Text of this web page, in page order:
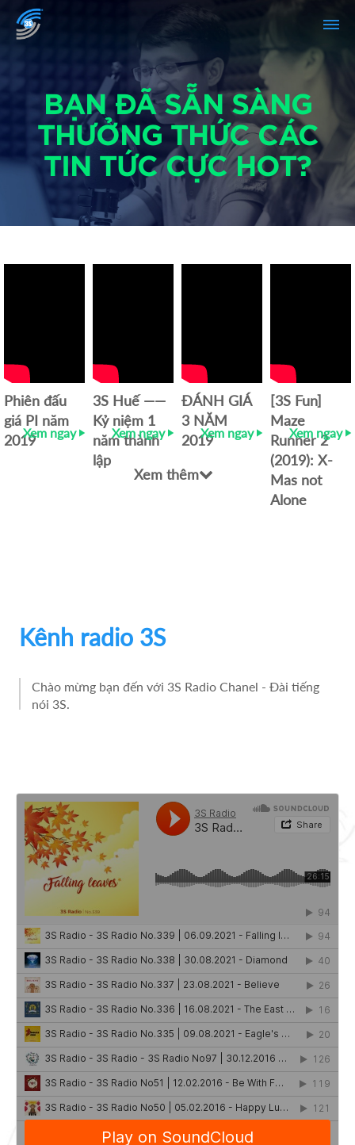
BẠN ĐÃ SẴN SÀNG
THƯỞNG THỨC CÁC
TIN TỨC CỰC HOT?
Phiên đấu
giá PI năm
2019Xem ngay
3S Huế ――
Kỷ niệm 1
năm thành
lập
Xem ngay
ĐÁNH GIÁ
3 NĂM
2019Xem ngay
[3S Fun]
Maze
Runner 2
(2019): X-
Mas not
Alone
Xem ngay
Xem thêm
Kênh radio 3S
Chào mừng bạn đến với 3S Radio Chanel - Đài tiếng
nói 3S.